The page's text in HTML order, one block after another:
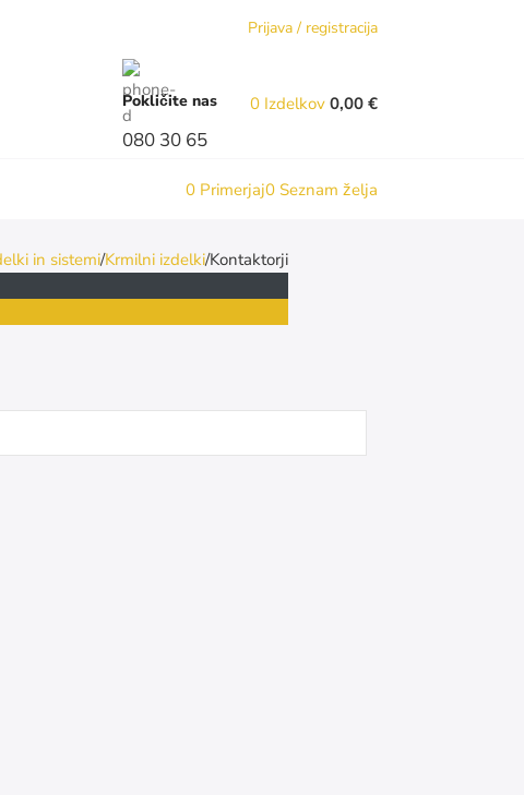
Prijava / registracija
Pokličite nas
080 30 65
0 Izdelkov 0,00 €
0 Primerjaj0 Seznam želja
in sistemi Krmilni izdelki Kontaktorji